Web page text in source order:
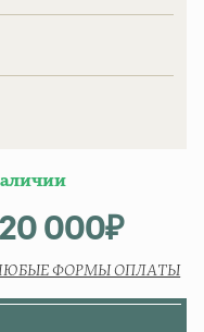
000₽
ФОРМЫ ОПЛАТЫ